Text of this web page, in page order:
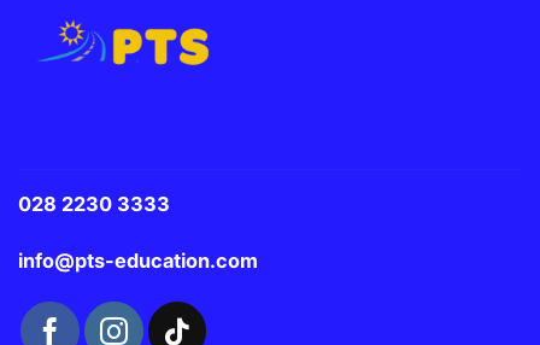
028 2230 3333
info@pts-education.com